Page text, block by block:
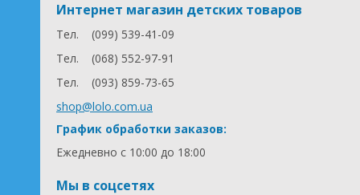
Интернет магазин детских товаров
Тел.
(099) 539-41-09
Тел.
(068) 552-97-91
Тел.
(093) 859-73-65
shop@lolo.com.ua
График обработки заказов:
Ежедневно с 10:00 до 18:00
Мы в соцсетях